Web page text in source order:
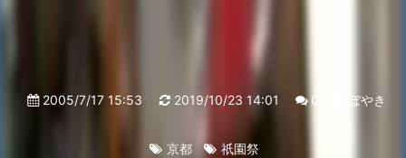
2005/7/17 15:53 2019/10/23 14:01 0 ぼやき
京都 祇園祭